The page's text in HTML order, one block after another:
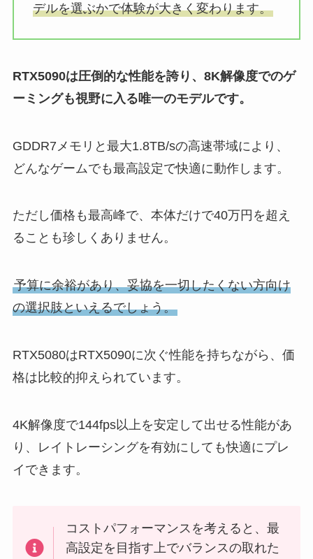
デルを選ぶかで体験が大きく変わります。
RTX5090は圧倒的な性能を誇り、8K解像度でのゲ
ーミングも視野に入る唯一のモデルです。
GDDR7メモリと最大1.8TB/sの高速帯域により、
どんなゲームでも最高設定で快適に動作します。
ただし価格も最高峰で、本体だけで40万円を超え
ることも珍しくありません。
予算に余裕があり、妥協を一切したくない方向け
の選択肢といえるでしょう。
RTX5080はRTX5090に次ぐ性能を持ちながら、価
格は比較的抑えられています。
4K解像度で144fps以上を安定して出せる性能があ
り、レイトレーシングを有効にしても快適にプレ
イできます。
コストパフォーマンスを考えると、最
高設定を目指す上でバランスの取れた